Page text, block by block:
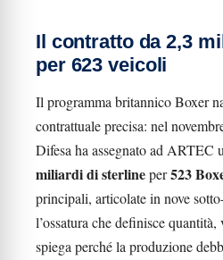
Il contratto da 2,3
per 623 veicoli
Il programma britannico Boxer
contrattuale precisa: nel
Difesa ha assegnato ad ARTEC
miliardi di sterlineper523
principali, articolate in nove
l’ossatura che definisce
spiega perché la produzione